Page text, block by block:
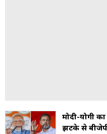
मोदी-योगी
झटके से